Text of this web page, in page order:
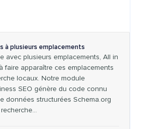
à plusieurs emplacements
avec plusieurs emplacements, All in
faire apparaître ces emplacements
locaux. Notre module
SEO génère du code connu
données structurées Schema.org